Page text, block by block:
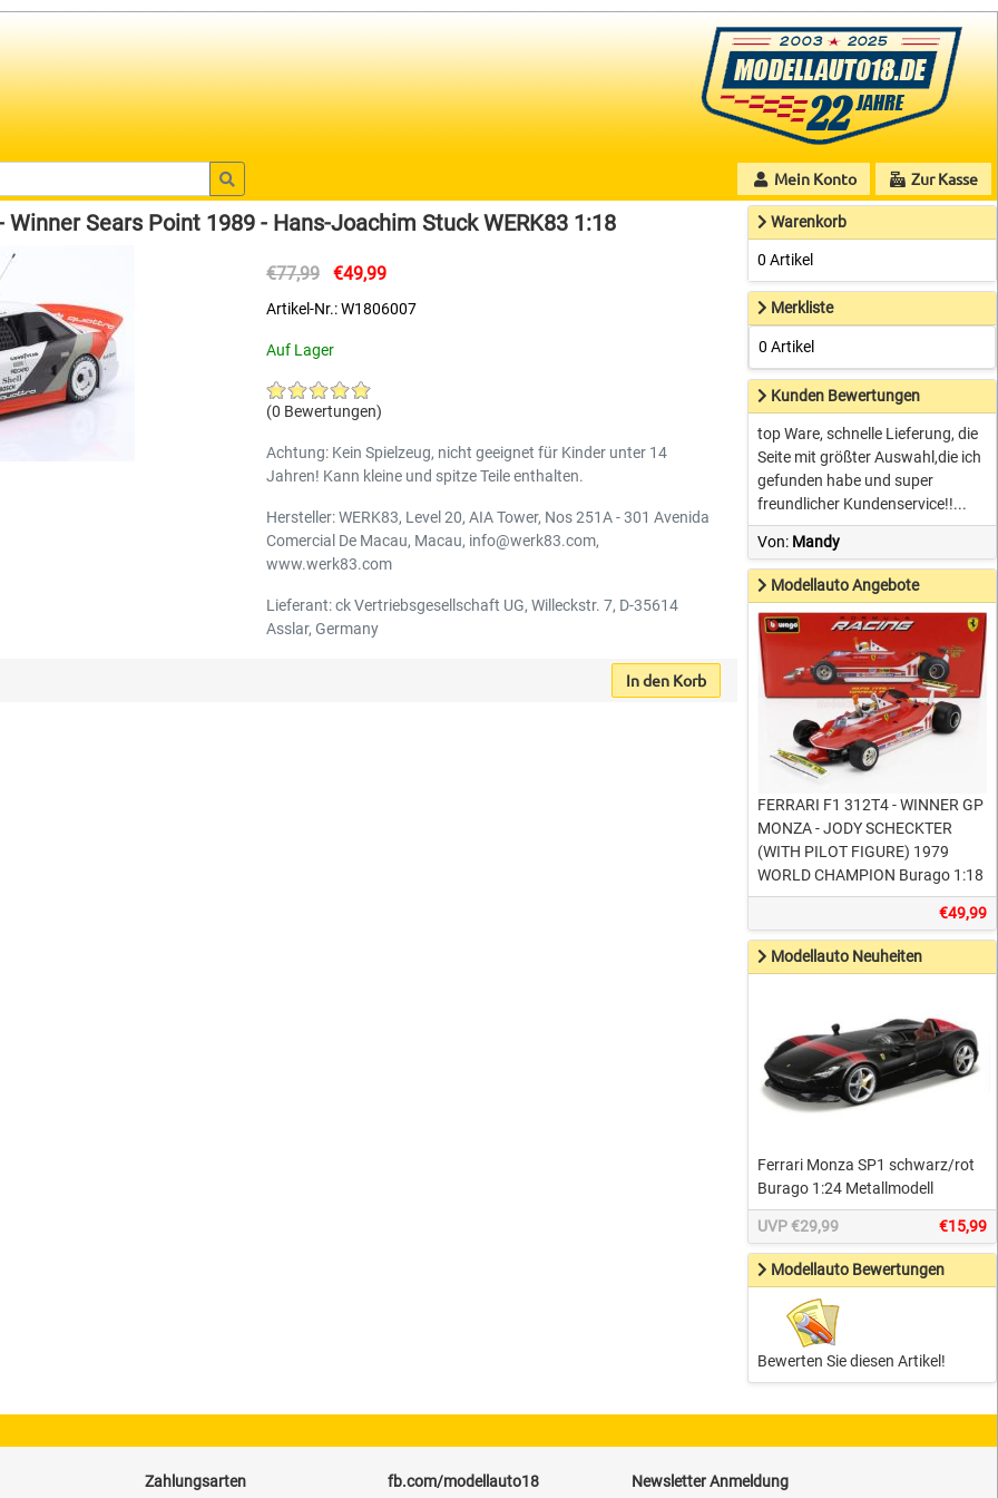
Mein Konto Zur Kasse
Winner Sears Point 1989 - Hans-Joachim Stuck WERK83 1:18
€77,99 €49,99
Artikel-Nr.: W1806007
Auf Lager
(0 Bewertungen)
Achtung: Kein Spielzeug, nicht geeignet für Kinder unter 14
Jahren! Kann kleine und spitze Teile enthalten.
Hersteller: WERK83, Level 20, AIA Tower, Nos 251A - 301 Avenida
Comercial De Macau, Macau, info@werk83.com,
www.werk83.com
Lieferant: ck Vertriebsgesellschaft UG, Willeckstr. 7, D-35614
Asslar, Germany
In den Korb
Warenkorb
0 Artikel
Merkliste
0 Artikel
Kunden Bewertungen
top Ware, schnelle Lieferung, die
Seite mit größter Auswahl,die ich
gefunden habe und super
freundlicher Kundenservice!!...
Von: Mandy
Modellauto Angebote
FERRARI F1 312T4 - WINNER GP
MONZA - JODY SCHECKTER
(WITH PILOT FIGURE) 1979
WORLD CHAMPION Burago 1:18
€49,99
Modellauto Neuheiten
Ferrari Monza SP1 schwarz/rot
Burago 1:24 Metallmodell
UVP €29,99 €15,99
Modellauto Bewertungen
Bewerten Sie diesen Artikel!
Zahlungsarten fb.com/modellauto18 Newsletter Anmeldung